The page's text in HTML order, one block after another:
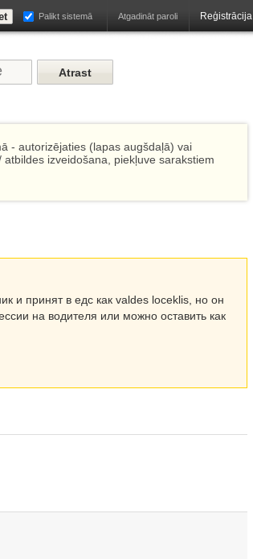
Atgadināt paroli Reģistrācija
Palikt sistemā
- autorizējaties (lapas augšdaļā) vai
izveidošana, piekļuve sarakstiem
и принят в едс как valdes loceklis, но он
на водителя или можно оставить как